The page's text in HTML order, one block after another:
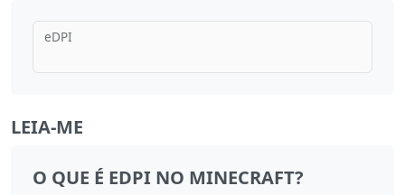
eDPI
LEIA-ME
O QUE É EDPI NO MINECRAFT?